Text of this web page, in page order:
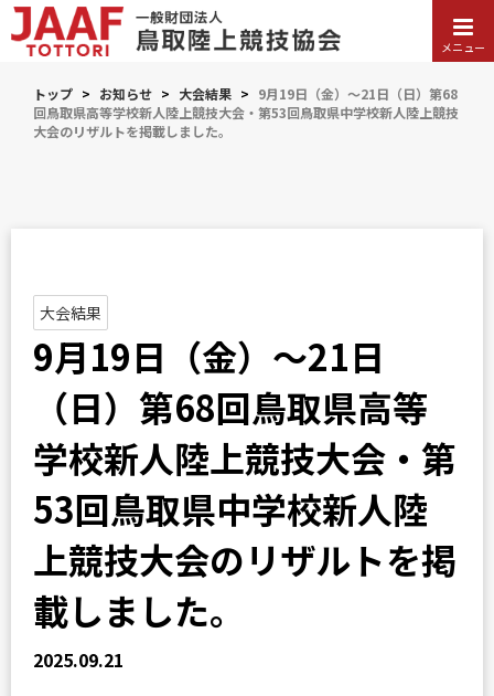
メニュー
トップ > お知らせ > 大会結果 > 9月19日（金）～21日（日）第68
回鳥取県高等学校新人陸上競技大会・第53回鳥取県中学校新人陸上競技
大会のリザルトを掲載しました。
大会結果
9月19日（金）～21日
（日）第68回鳥取県高等
学校新人陸上競技大会・第
53回鳥取県中学校新人陸
上競技大会のリザルトを掲
載しました。
2025.09.21